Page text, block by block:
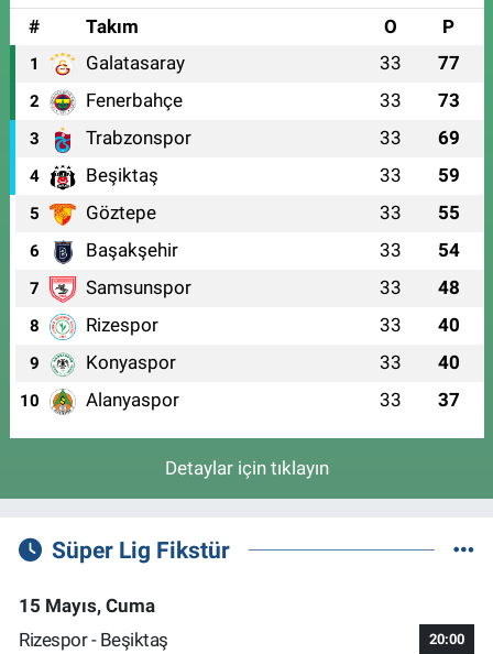
#
Takım O P
1 Galatasaray 33 77
2 Fenerbahçe 33 73
3 Trabzonspor 33 69
4 Beşiktaş 33 59
5 Göztepe 33 55
6 Başakşehir 33 54
7 Samsunspor 33 48
8 Rizespor 33 40
9 Konyaspor 33 40
10 Alanyaspor 33 37
Detaylar için tıklayın
Süper Lig Fikstür
15 Mayıs, Cuma
Rizespor - Beşiktaş
20:00